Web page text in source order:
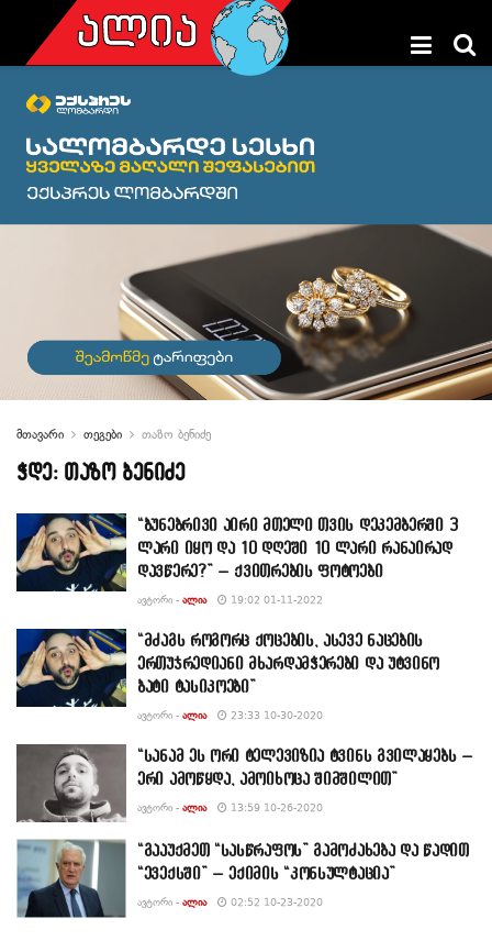
მთავარი თეგები თაზო ბენიძე
ჭდე: თაზო ბენიძე
“ბუნებრივი აირი მთელი თვის დეკემბერში 3
ლარი იყო და 10 დღეში 10 ლარი რანაირად
დავწერე?” – ქვითრების ფოტოები
ᲐᲕᲢᲝᲠᲘ - ᲐᲚᲘᲐ 19:02 01-11-2022
“მძაგს როგორც ქოცების, ასევე ნაცების
ერთუჯრედიანი მხარდამჭერები და უტვინო
ბატი ტასიკოები”
ᲐᲕᲢᲝᲠᲘ - ᲐᲚᲘᲐ 23:33 10-30-2020
“სანამ ეს ორი ტელევიზია ტვინს გვილაყებს –
ერი ამოწყდა, ამოიხოცა შიმშილით”
ᲐᲕᲢᲝᲠᲘ - ᲐᲚᲘᲐ 13:59 10-26-2020
“გააუქმეთ “სასწრაფოს” გამოძახება და წადით
“ევექსში” – ექიმის “კონსულტაცია”
ᲐᲕᲢᲝᲠᲘ - ᲐᲚᲘᲐ 02:52 10-23-2020